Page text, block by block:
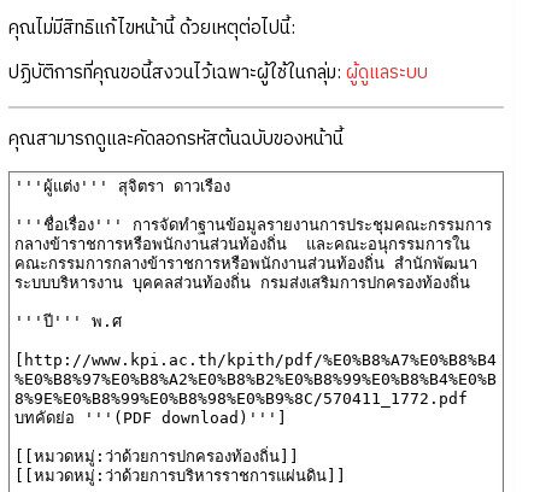
คุณไม่มีสิทธิแก้ไขหน้านี้ ด้วยเหตุต่อไปนี้:
ปฏิบัติการที่คุณขอนี้สงวนไว้เฉพาะผู้ใช้ในกลุ่ม: ผู้ดูแลระบบ
คุณสามารถดูและคัดลอกรหัสต้นฉบับของหน้านี้